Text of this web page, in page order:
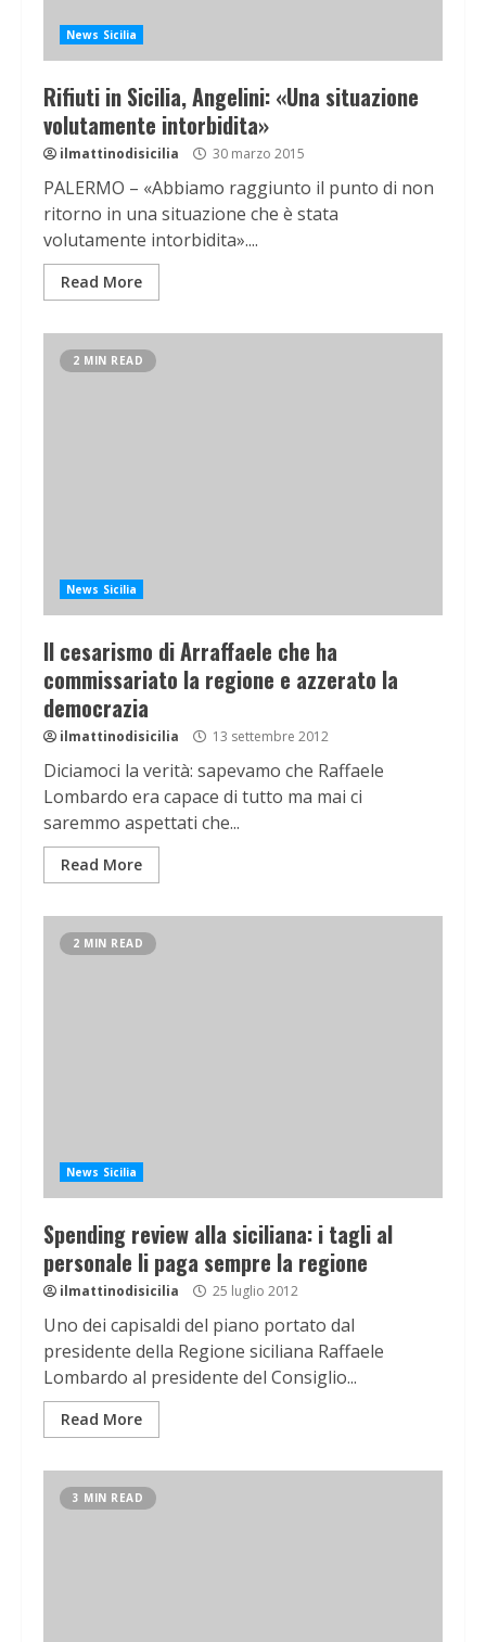
News Sicilia
Rifiuti in Sicilia, Angelini: «Una situazione
volutamente intorbidita»
ilmattinodisicilia 30 marzo 2015
PALERMO – «Abbiamo raggiunto il punto di non
ritorno in una situazione che è stata
volutamente intorbidita»....
Read More
2 MIN READ
News Sicilia
Il cesarismo di Arraffaele che ha
commissariato la regione e azzerato la
democrazia
ilmattinodisicilia 13 settembre 2012
Diciamoci la verità: sapevamo che Raffaele
Lombardo era capace di tutto ma mai ci
saremmo aspettati che...
Read More
2 MIN READ
News Sicilia
Spending review alla siciliana: i tagli al
personale li paga sempre la regione
ilmattinodisicilia 25 luglio 2012
Uno dei capisaldi del piano portato dal
presidente della Regione siciliana Raffaele
Lombardo al presidente del Consiglio...
Read More
3 MIN READ